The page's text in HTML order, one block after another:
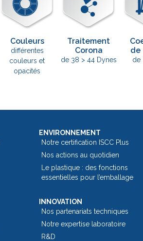
Couleurs
différentes
couleurs et
opacités
Traitement
Corona
de 38 > 44 Dynes
de
de
ENVIRONNEMENT
Notre certification ISCC Plus
Nos actions au quotidien
Le plastique : des fonctions
essentielles pour l’emballage​
INNOVATION
Nos partenariats techniques
Notre expertise laboratoire
R&D